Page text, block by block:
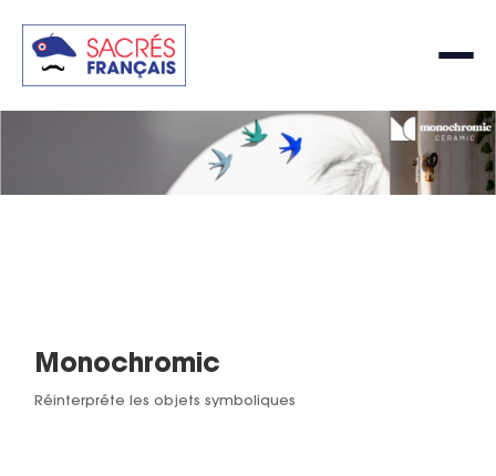
Monochromic
Réinterpréte les objets symboliques